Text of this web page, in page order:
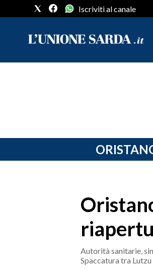
PROVINCIA DI CAGLIARI
Iscriviti al canale
Autorità sanitarie,
Spaccatura tra